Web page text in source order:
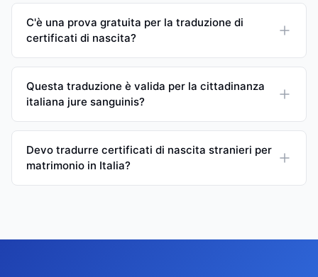
C'è una prova gratuita per la traduzione di
certificati di nascita?
Questa traduzione è valida per la cittadinanza
italiana jure sanguinis?
Devo tradurre certificati di nascita stranieri per
matrimonio in Italia?